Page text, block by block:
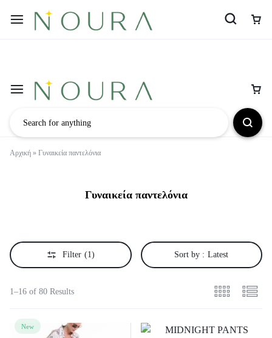
Αρχική » Γυναικεία παντελόνια
Γυναικεία παντελόνια
Filter (1) Sort by : Latest
1–16 of 80 Results
New